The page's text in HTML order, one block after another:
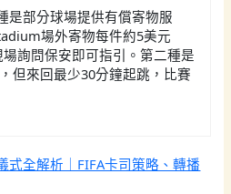
是部分球場提供有償寄物服
場外寄物每件約5美元
場詢問保安即可指引。第二種是
但來回最少30分鐘起跳，比賽
式全解析｜FIFA卡司策略、轉播